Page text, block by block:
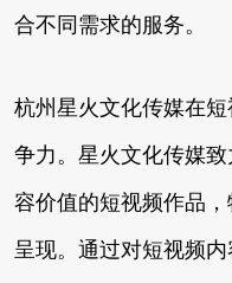
合不同需求的服务。
杭州星火文化传媒在
争力。星火文化传媒
容价值的短视频作品
呈现。通过对短视频